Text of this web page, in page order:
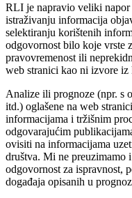
RLI je napravio veliki napor
istraživanju informacija
selektiranju korištenih
odgovornost bilo koje vrste
pravovremenost ili
web stranici kao ni izvore iz
Analize ili prognoze (npr. s
itd.) oglašene na web
informacijama i tržišnim
odgovarajućim
ovisiti na informacijama
društva. Mi ne
odgovornost za ispravnost,
događaja opisanih u